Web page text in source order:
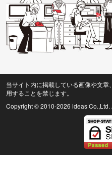
当サイト内に掲載している画像や文
用することを禁じます。
Copyright © 2010-2026 ideas